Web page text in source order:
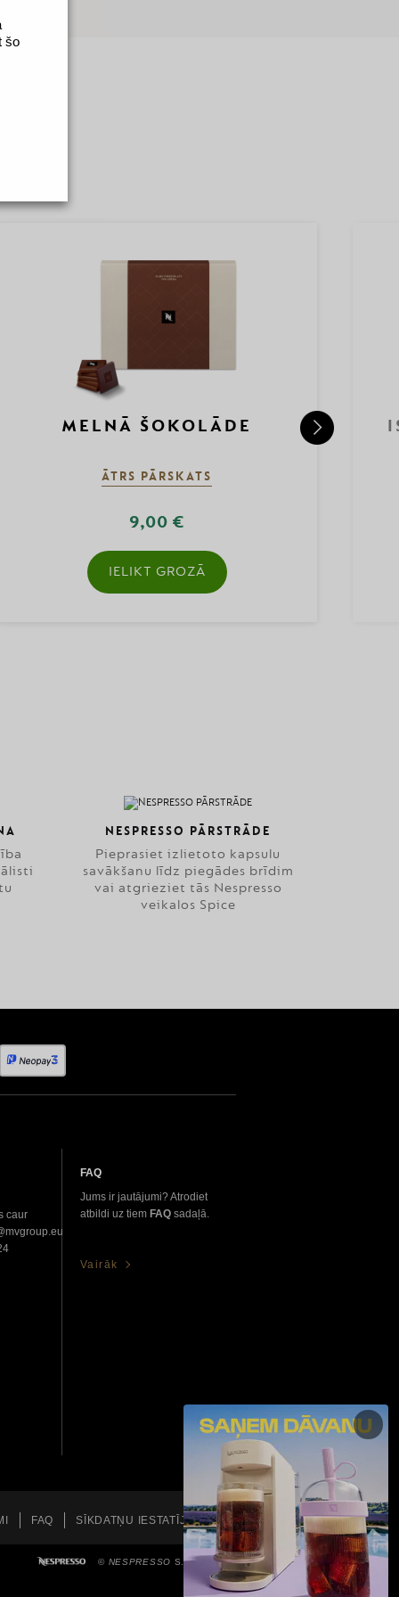
šo
MELNĀ ŠOKOLĀDE
ĀTRS PĀRSKATS
9,00 €
IELIKT GROZĀ
NESPRESSO PĀRSTRĀDE
Pieprasiet izlietoto kapsulu
savākšanu līdz piegādes brīdim
vai atgrieziet tās Nespresso
veikalos Spice
caur
FAQ
Jums ir jautājumi? Atrodiet
atbildi uz tiem FAQsadaļā.
Vairāk
FAQ SĪKDATŅU IESTATĪJUMI
© NESPRESSO S.A 2026